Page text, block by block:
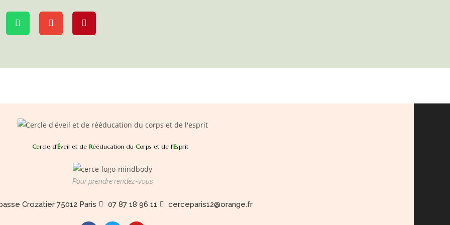
Cercle d’Éveil et de Rééducation du Corps et de l’Esprit
Pour prendre rendez-vous
Crozatier 75012 Paris 07 87 18 96 11 cerceparis12@orange.fr